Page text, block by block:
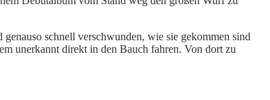
schnell verschwunden, wie sie gekommen sind
unerkannt direkt in den Bauch fahren. Von dort zu